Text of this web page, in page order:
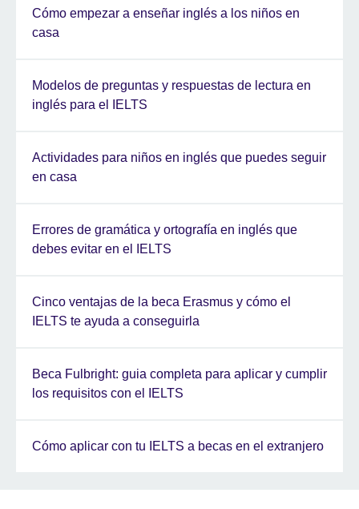
Cómo empezar a enseñar inglés a los niños en
casa
Modelos de preguntas y respuestas de lectura en
inglés para el IELTS
Actividades para niños en inglés que puedes seguir
en casa
Errores de gramática y ortografía en inglés que
debes evitar en el IELTS
Cinco ventajas de la beca Erasmus y cómo el
IELTS te ayuda a conseguirla
Beca Fulbright: guia completa para aplicar y cumplir
los requisitos con el IELTS
Cómo aplicar con tu IELTS a becas en el extranjero